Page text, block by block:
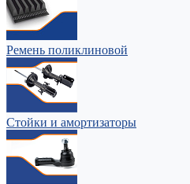
Ремень поликлиновой
Стойки и амортизаторы